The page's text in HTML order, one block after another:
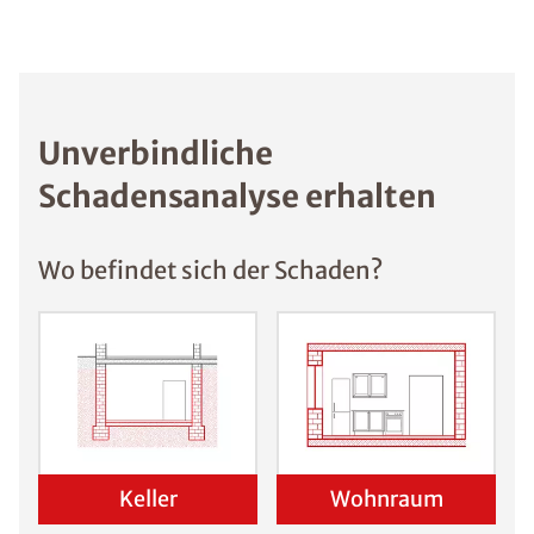
Unverbindliche
Schadensanalyse erhalten
Wo befindet sich der Schaden?
Keller Wohnraum